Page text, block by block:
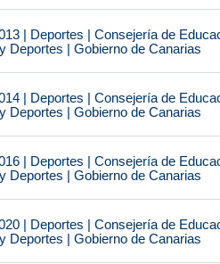
| Deportes | Consejería de
Deportes | Gobierno de Canarias
| Deportes | Consejería de
Deportes | Gobierno de Canarias
| Deportes | Consejería de
Deportes | Gobierno de Canarias
| Deportes | Consejería de
Deportes | Gobierno de Canarias